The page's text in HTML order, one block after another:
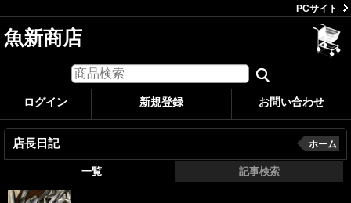
PCサイト
魚新商店
ログイン 新規登録 お問い合わせ
店長日記 ホーム
一覧 記事検索